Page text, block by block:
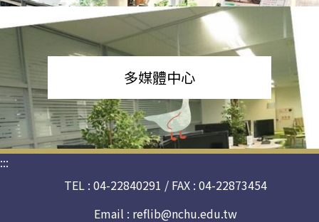
多媒體中心
:::
TEL : 04-22840291 / FAX : 04-22873454
Email : reflib@nchu.edu.tw